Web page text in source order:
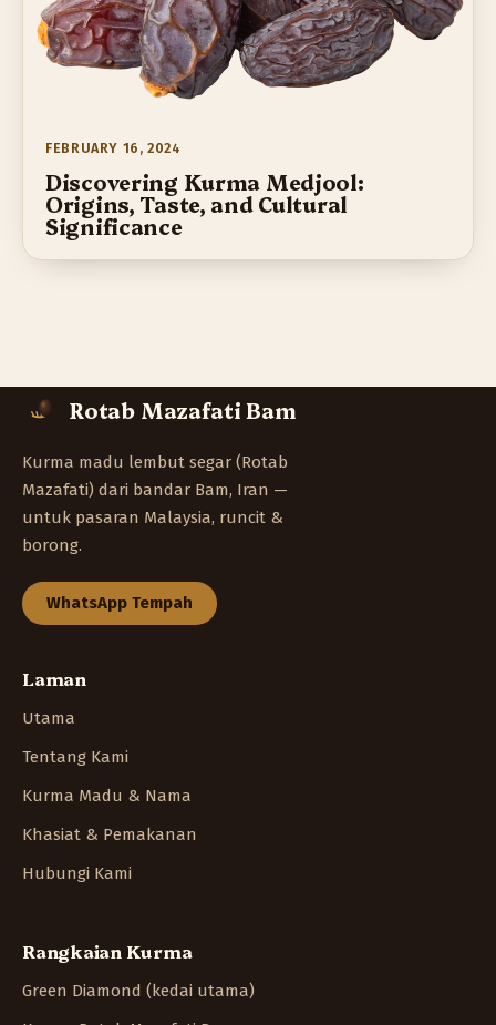
FEBRUARY 16, 2024
Discovering Kurma Medjool:
Origins, Taste, and Cultural
Significance
Rotab Mazafati Bam
Kurma madu lembut segar (Rotab
Mazafati) dari bandar Bam, Iran —
untuk pasaran Malaysia, runcit &
borong.
WhatsApp Tempah
Laman
Utama
Tentang Kami
Kurma Madu & Nama
Khasiat & Pemakanan
Hubungi Kami
Rangkaian Kurma
Green Diamond (kedai utama)